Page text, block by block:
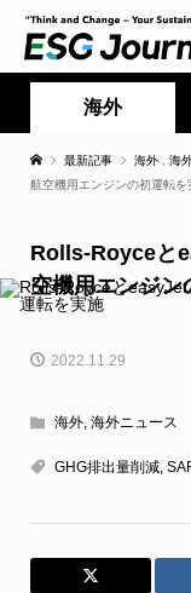
海外
最新記事 海外 海
航空機用エンジンの初運転を
Rolls-Royceと
空機用エンジン
2022.11.29
海外, 海外ニュース
GHG排出量削減,